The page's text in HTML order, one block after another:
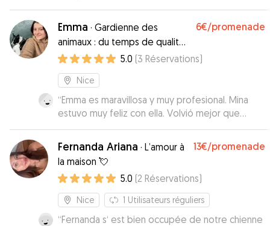
sans problème !”
Emma · Gardienne des
animaux : du temps de qualité
pour vos chiens !
6€/promenade
5.0 (3 Réservations)
Nice
“Emma es maravillosa y muy profesional. Mina
estuvo muy feliz con ella. Volvió mejor que
cuando la dejamos a su cuidado. Teníamos
miedo por ser la primera vez que hacíamos la
experiencia y el resultado ha sido excepcional y
muy positivo. Estamos muy agradecidos. Emma
est merveilleuse et très professionelle. Mina a
eté super heureuse avec elle. Elle est rentrée
mieu de comme elle était avant sa garde. Nous
avions peur puisque c'etait la première fois mais
Fernanda Ariana · L’amour à
la maison 💘
13€/promenade
5.0 (2 Réservations)
Nice 1 Utilisateurs réguliers
“Fernanda s‘ est bien occupée de notre chienne